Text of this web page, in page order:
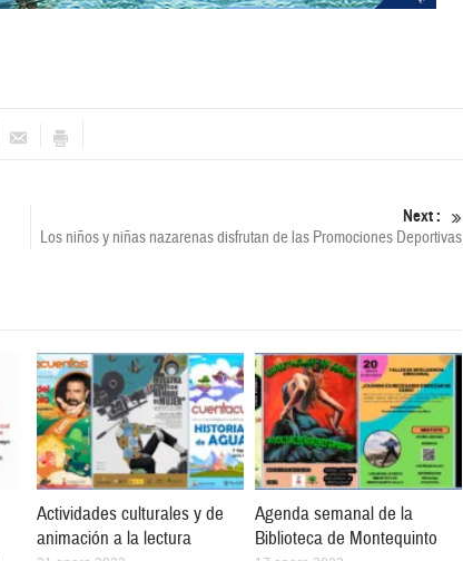
Next :
Los niños y niñas nazarenas disfrutan de las Promociones Deportivas
Actividades culturales y de
animación a la lectura
Agenda semanal de la
Biblioteca de Montequinto